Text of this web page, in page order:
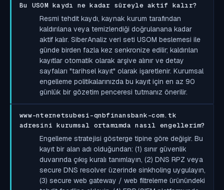
Bu USOM kaydı ne kadar süreyle aktif kalır?
Resmi tehdit kaydı, kaynak kurum tarafından
kaldırılana veya temizlendiği doğrulanana kadar
aktif kalır. SiberAnaliz veri seti USOM beslemesi ile
günde birden fazla kez senkronize edilir; kaldırılan
kayıtlar otomatik olarak arşive alınır ve detay
sayfaları "tarihsel kayıt" olarak işaretlenir. Kurumsal
engelleme politikalarınızda bu kayıt için en az 90
günlük bir gözetim penceresi tutmanız önerilir.
www-nternetsubesi-qnbfinansbank-com.tk
adresini kurumsal ortamımda nasıl engellerim?
Engelleme stratejisi gösterge tipine göre değişir. Bu
kayıt bir alan adı olduğundan: (1) sınır güvenlik
duvarında çıkış kuralı tanımlayın, (2) DNS RPZ veya
secure DNS resolver üzerinde sinkholing uygulayın,
(3) secure web gateway / web filtreleme ürünündeki